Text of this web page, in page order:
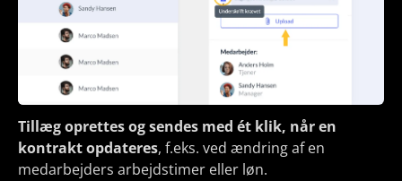
Tillæg oprettes og sendes med ét klik, når en
kontrakt opdateres, f.eks. ved ændring af en
medarbejders arbejdstimer eller løn.